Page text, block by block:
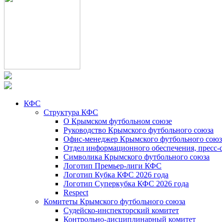
КФС
Структура КФС
О Крымском футбольном союзе
Руководство Крымского футбольного союза
Офис-менеджер Крымского футбольного
Отдел информационного обеспечения, пресс-
Символика Крымского футбольного союза
Логотип Премьер-лиги КФС
Логотип Кубка КФС 2026 года
Логотип Суперкубка КФС 2026 года
Respect
Комитеты Крымского футбольного союза
Судейско-инспекторский комитет
Контрольно-дисциплинарный комитет